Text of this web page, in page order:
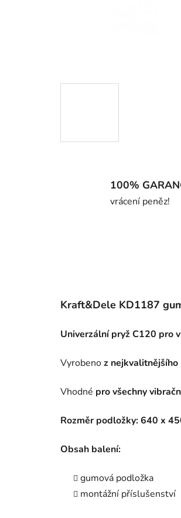
100%
vrácení peněz!
Kraft&Dele KD1187
Univerzální pryž C120 pro
Vyrobenoz
Vhodné pro všechny
Rozměr podložky: 640 x
Obsah balení:
gumová podložka
montážní příslušenství